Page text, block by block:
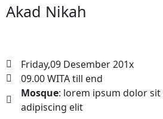
Akad Nikah
Friday,09 Desember 201x
09.00 WITA till end
Mosque: lorem ipsum dolor
adipiscing elit